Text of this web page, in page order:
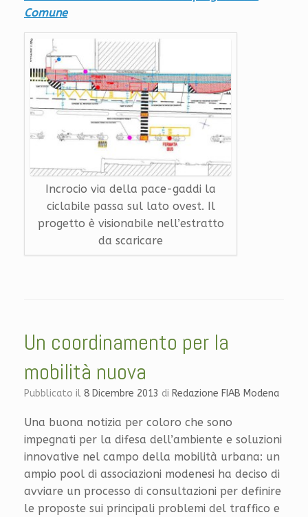
Comune
Incrocio via della pace-gaddi la
ciclabile passa sul lato ovest. Il
progetto è visionabile nell’estratto
da scaricare
Un coordinamento per la
mobilità nuova
Pubblicato il 8 Dicembre 2013 di Redazione FIAB Modena
Una buona notizia per coloro che sono
impegnati per la difesa dell’ambiente e soluzioni
innovative nel campo della mobilità urbana: un
ampio pool di associazioni modenesi ha deciso di
avviare un processo di consultazioni per definire
le proposte sui principali problemi del traffico e